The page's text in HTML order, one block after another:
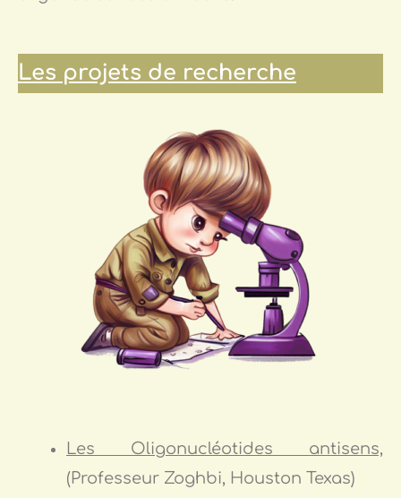
Les projets de recherche
Les Oligonucléotides antisens,
(Professeur Zoghbi, Houston Texas)